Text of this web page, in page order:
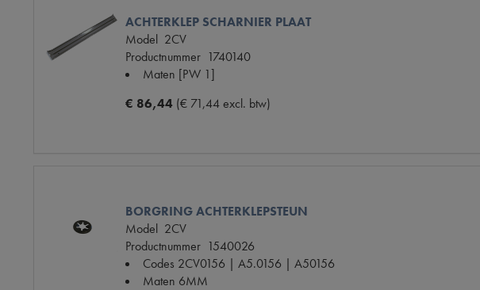
ACHTERKLEP SCHARNIER PLAAT
Model 2CV
Productnummer 1740140
Maten [PW 1]
€ 86,44 (€ 71,44 excl. btw)
BORGRING ACHTERKLEPSTEUN
Model 2CV
Productnummer 1540026
Codes 2CV0156 | A5.0156 | A50156
Maten 6MM